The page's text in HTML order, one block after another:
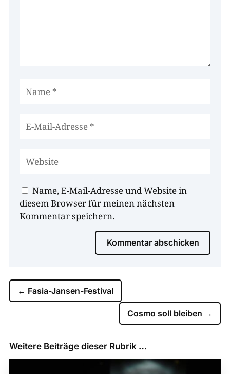
Name, E-Mail-Adresse und Website in
diesem Browser für meinen nächsten
Kommentar speichern.
Kommentar abschicken
← Fasia-Jansen-Festival
Cosmo soll bleiben →
Weitere Beiträge dieser Rubrik …